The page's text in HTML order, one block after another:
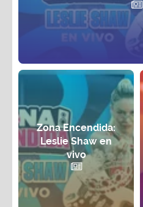
Zona Encendida:
Leslie Shaw en
vivo